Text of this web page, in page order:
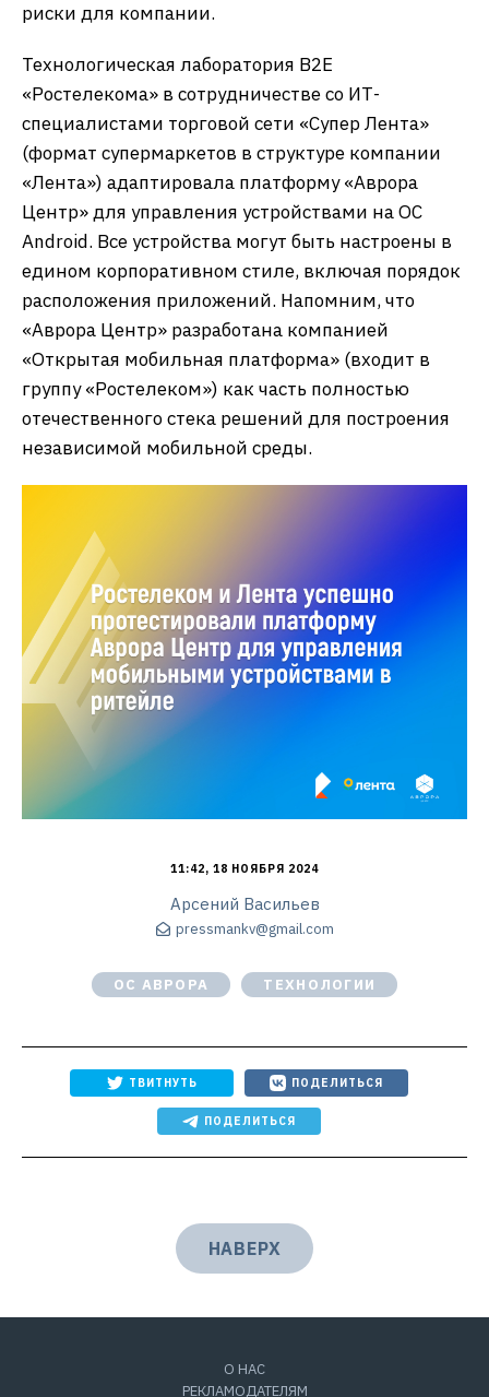
риски для компании.
Технологическая лаборатория B2E
«Ростелекома» в сотрудничестве со ИТ-
специалистами торговой сети «Супер Лента»
(формат супермаркетов в структуре компании
«Лента») адаптировала платформу «Аврора
Центр» для управления устройствами на ОС
Android. Все устройства могут быть настроены в
едином корпоративном стиле, включая порядок
расположения приложений. Напомним, что
«Аврора Центр» разработана компанией
«Открытая мобильная платформа» (входит в
группу «Ростелеком») как часть полностью
отечественного стека решений для построения
независимой мобильной среды.
11:42, 18 НОЯБРЯ 2024
Арсений Васильев
pressmankv@gmail.com
ОС АВРОРА ТЕХНОЛОГИИ
ТВИТНУТЬ ПОДЕЛИТЬСЯ
ПОДЕЛИТЬСЯ
НАВЕРХ
О НАС
РЕКЛАМОДАТЕЛЯМ